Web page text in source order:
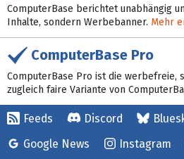
ComputerBase berichtet unabhängig
Inhalte, sondern Werbebanner. Mehr
ComputerBase Pro
ComputerBase Pro ist die werbefreie,
zugleich faire Variante von
Feeds Discord
Google News
Instagram